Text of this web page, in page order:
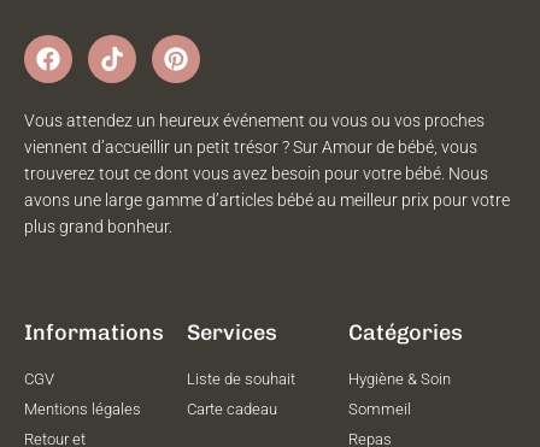
Vous attendez un heureux événement ou vous ou vos proches
viennent d’accueillir un petit trésor ? Sur Amour de bébé, vous
trouverez tout ce dont vous avez besoin pour votre bébé. Nous
avons une large gamme d’articles bébé au meilleur prix pour votre
plus grand bonheur.
Informations
CGV
Mentions légales
Retour et
Services
Liste de souhait
Carte cadeau
Catégories
Hygiène & Soin
Sommeil
Repas